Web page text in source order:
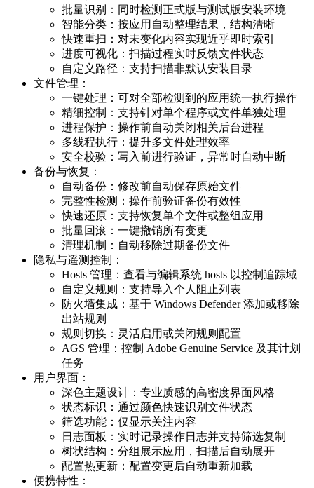
批量识别：同时检测正式版与测试版安装环境
智能分类：按应用自动整理结果，结构清晰
快速重扫：对未变化内容实现近乎即时索引
进度可视化：扫描过程实时反馈文件状态
自定义路径：支持扫描非默认安装目录
文件管理：
一键处理：可对全部检测到的应用统一执行操作
精细控制：支持针对单个程序或文件单独处理
进程保护：操作前自动关闭相关后台进程
多线程执行：提升多文件处理效率
安全校验：写入前进行验证，异常时自动中断
备份与恢复：
自动备份：修改前自动保存原始文件
完整性检测：操作前验证备份有效性
快速还原：支持恢复单个文件或整组应用
批量回滚：一键撤销所有变更
清理机制：自动移除过期备份文件
隐私与遥测控制：
Hosts 管理：查看与编辑系统 hosts 以控制追踪域
自定义规则：支持导入个人阻止列表
防火墙集成：基于 Windows Defender 添加或移除
出站规则
规则切换：灵活启用或关闭规则配置
AGS 管理：控制 Adobe Genuine Service 及其计划
任务
用户界面：
深色主题设计：专业质感的高密度界面风格
状态标识：通过颜色快速识别文件状态
筛选功能：仅显示关注内容
日志面板：实时记录操作日志并支持筛选复制
树状结构：分组展示应用，扫描后自动展开
配置热更新：配置变更后自动重新加载
便携特性：